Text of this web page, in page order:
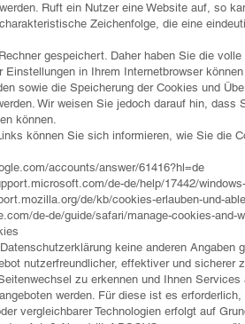
Ruft ein Nutzer eine Website auf, so
Zeichenfolge, die eine
gespeichert. Daher haben Sie die
Einstellungen in Ihrem Internetbrowser
sowie die Speicherung der Cookies und
Wir weisen Sie jedoch darauf hin,
können.
können Sie sich informieren, wie Sie die
accounts/answer/61416?hl=de
de-de/help/17442/
de/kb/cookies-erlauben-und-
de-de/guide/safari/manage-cookies-and-
keine anderen
nutzerfreundlicher, effektiver und
zu erkennen und Ihnen
werden. Für diese ist es
vergleichbarer Technologien erfolgt auf